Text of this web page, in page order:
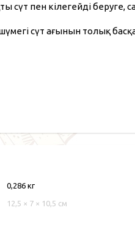
сүт пен кілегейді беруге,
сүт ағынын толық
0,286 кг
12,5 × 7 × 10,5 см